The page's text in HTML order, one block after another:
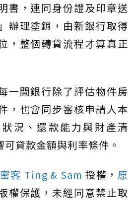
書，連同身份證及印章送
辦理塗銷，由新銀行取得
，整個轉貸流程才算真正
一間銀行除了評估物件房
，也會同步審核申請人本
況、還款能力與財產清
貸款金額與利率條件。
客 Ting & Sam 授權， 原
權保護，未經同意禁止取